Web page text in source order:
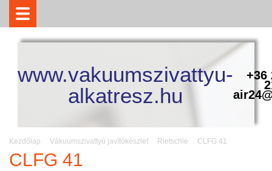
www.vakuumszivattyu-
alkatresz.hu
+36
Kezdőlap Vákuumszivattyú javítókészlet Rietschle CLFG 41
CLFG 41